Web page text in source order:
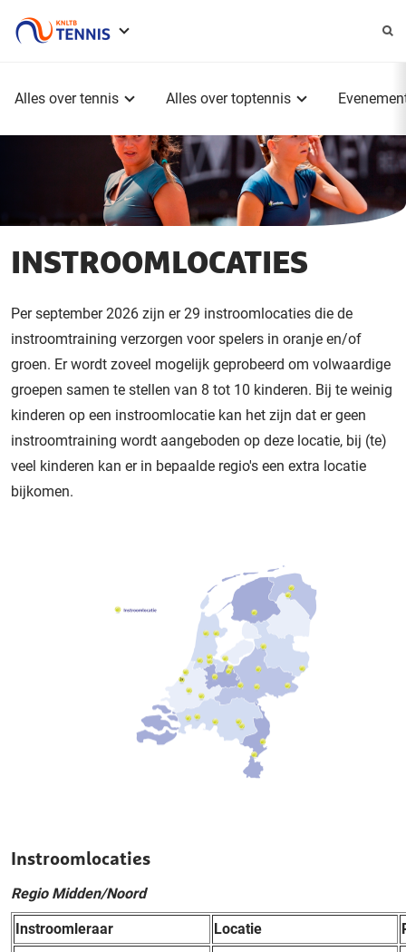
Alles over tennis Alles over toptennis
INSTROOMLOCATIES
Per september 2026 zijn er 29 instroomlocaties die de
instroomtraining verzorgen voor spelers in oranje en/of
groen. Er wordt zoveel mogelijk geprobeerd om volwaardige
groepen samen te stellen van 8 tot 10 kinderen. Bij te weinig
kinderen op een instroomlocatie kan het zijn dat er geen
instroomtraining wordt aangeboden op deze locatie, bij (te)
veel kinderen kan er in bepaalde regio's een extra locatie
bijkomen.
Instroomlocaties
Regio Midden/Noord
Instroomleraar Locatie